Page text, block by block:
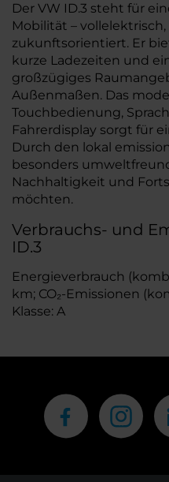
Der VW ID.3 steht für
Mobilität –
zukunftsorientiert. Er
kurze Ladezeiten und
großzügiges
Außenmaßen. Das
Touchbedienung,
Fahrerdisplay sorgt für
Durch den lokal
besonders
Nachhaltigkeit und
möchten.
Verbrauchs- und
ID.3
Energieverbrauch
km; CO₂-Emissionen
Klasse: A